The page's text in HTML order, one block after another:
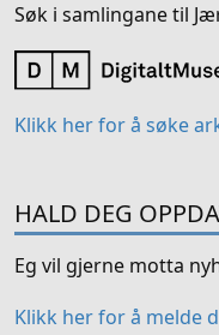
Søk i samlingane til
Klikk her for å søke
HALD DEG
Eg vil gjerne motta
Klikk her for å melde